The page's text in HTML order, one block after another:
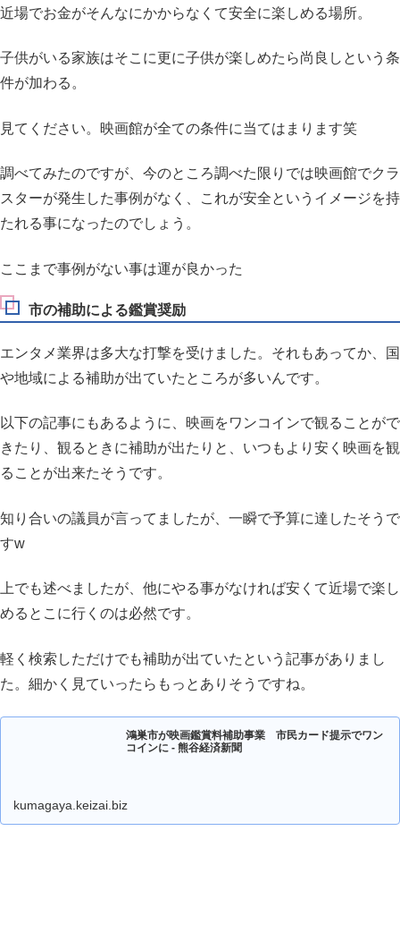
近場でお金がそんなにかからなくて安全に楽しめる場所。
子供がいる家族はそこに更に子供が楽しめたら尚良しという条
件が加わる。
見てください。映画館が全ての条件に当てはまります笑
調べてみたのですが、今のところ調べた限りでは映画館でクラ
スターが発生した事例がなく、これが安全というイメージを持
たれる事になったのでしょう。
ここまで事例がない事は運が良かった
市の補助による鑑賞奨励
エンタメ業界は多大な打撃を受けました。それもあってか、国
や地域による補助が出ていたところが多いんです。
以下の記事にもあるように、映画をワンコインで観ることがで
きたり、観るときに補助が出たりと、いつもより安く映画を観
ることが出来たそうです。
知り合いの議員が言ってましたが、一瞬で予算に達したそうで
すw
上でも述べましたが、他にやる事がなければ安くて近場で楽し
めるとこに行くのは必然です。
軽く検索しただけでも補助が出ていたという記事がありまし
た。細かく見ていったらもっとありそうですね。
鴻巣市が映画鑑賞料補助事業 市民カード提示でワン
コインに - 熊谷経済新聞
kumagaya.keizai.biz